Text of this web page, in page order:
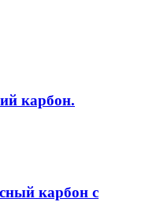
карбон.
карбон с